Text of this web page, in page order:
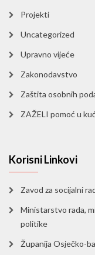
Projekti
Uncategorized
Upravno vijeće
Zakonodavstvo
Zaštita osobnih
ZAŽELI pomoć u
Korisni Linkovi
Zavod za socijalni
Ministarstvo rada,
politike
Županija Osječko-